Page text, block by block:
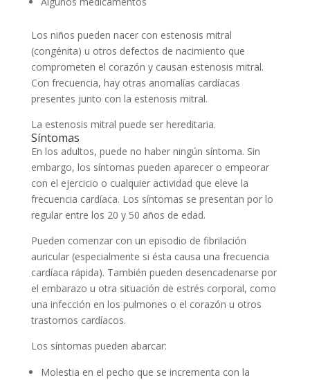
Los niños pueden nacer con estenosis mitral
(congénita) u otros defectos de nacimiento que
comprometen el corazón y causan estenosis mitral.
Con frecuencia, hay otras anomalías cardíacas
presentes junto con la estenosis mitral.
La estenosis mitral puede ser hereditaria.
Síntomas
En los adultos, puede no haber ningún síntoma. Sin
embargo, los síntomas pueden aparecer o empeorar
con el ejercicio o cualquier actividad que eleve la
frecuencia cardíaca. Los síntomas se presentan por lo
regular entre los 20 y 50 años de edad.
Pueden comenzar con un episodio de fibrilación
auricular (especialmente si ésta causa una frecuencia
cardíaca rápida). También pueden desencadenarse por
el embarazo u otra situación de estrés corporal, como
una infección en los pulmones o el corazón u otros
trastornos cardíacos.
Los síntomas pueden abarcar:
Molestia en el pecho que se incrementa con la